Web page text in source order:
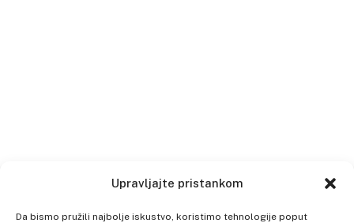
Upravljajte pristankom
Da bismo pružili najbolje iskustvo, koristimo tehnologije poput